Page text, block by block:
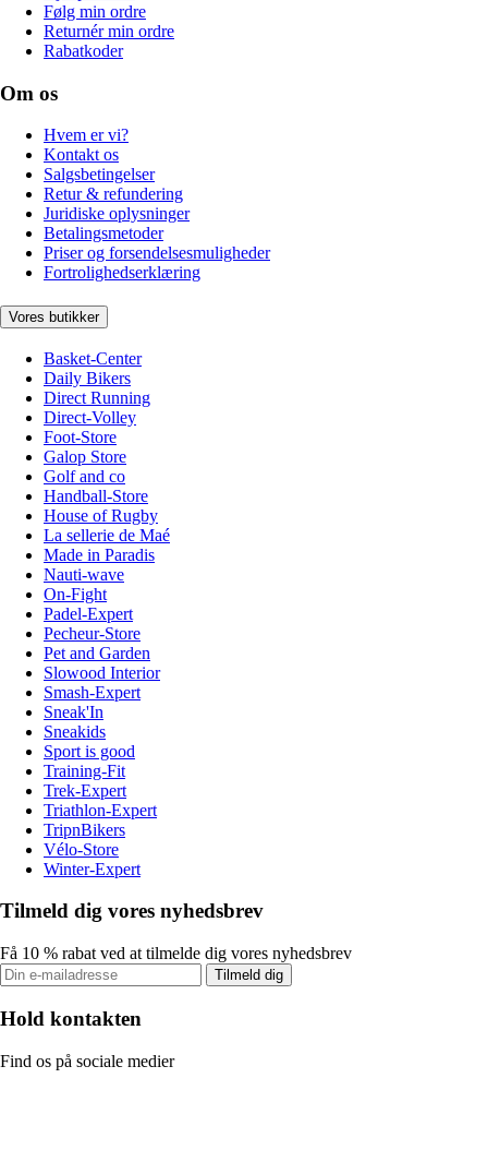
Følg min ordre
Returnér min ordre
Rabatkoder
Om os
Hvem er vi?
Kontakt os
Salgsbetingelser
Retur & refundering
Juridiske oplysninger
Betalingsmetoder
Priser og forsendelsesmuligheder
Fortrolighedserklæring
Vores butikker
Basket-Center
Daily Bikers
Direct Running
Direct-Volley
Foot-Store
Galop Store
Golf and co
Handball-Store
House of Rugby
La sellerie de Maé
Made in Paradis
Nauti-wave
On-Fight
Padel-Expert
Pecheur-Store
Pet and Garden
Slowood Interior
Smash-Expert
Sneak'In
Sneakids
Sport is good
Training-Fit
Trek-Expert
Triathlon-Expert
TripnBikers
Vélo-Store
Winter-Expert
Tilmeld dig vores nyhedsbrev
Få 10 % rabat ved at tilmelde dig vores nyhedsbrev
Tilmeld dig
Hold kontakten
Find os på sociale medier